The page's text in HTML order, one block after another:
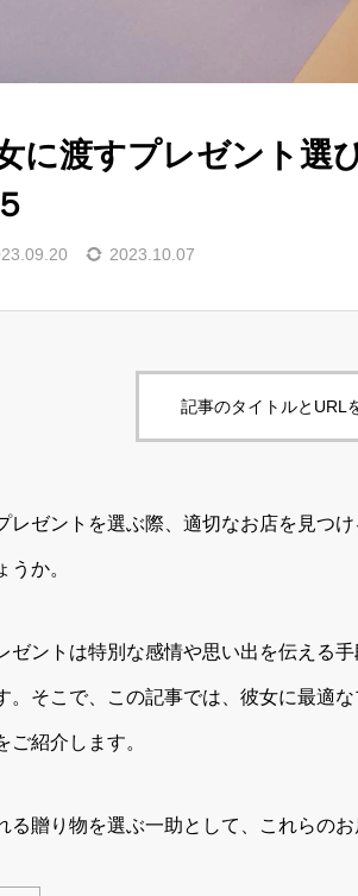
に渡すプレゼント選
2023.10.07
記事のタイトルとURL
レゼントを選ぶ際、適切なお店を見つ
うか。
ゼントは特別な感情や思い出を伝える
。そこで、この記事では、彼女に最適
ご紹介します。
る贈り物を選ぶ一助として、これらのお